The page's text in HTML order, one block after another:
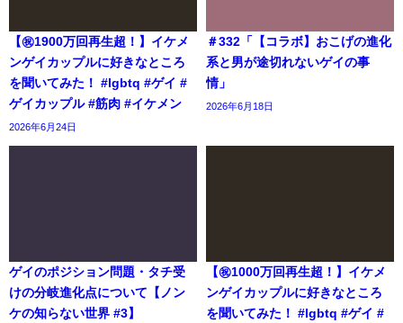
【㊗️1900万回再生超！】イケメ
ンゲイカップルに好きなところ
を聞いてみた！ #lgbtq #ゲイ #
ゲイカップル #筋肉 #イケメン
2026年6月24日
＃332「【コラボ】おこげの進化
系と男が途切れないゲイの事
情」
2026年6月18日
ゲイのポジション問題・タチ受
けの分岐進化点について【ノン
ケの知らない世界 #3】
【㊗️1000万回再生超！】イケメ
ンゲイカップルに好きなところ
を聞いてみた！ #lgbtq #ゲイ #